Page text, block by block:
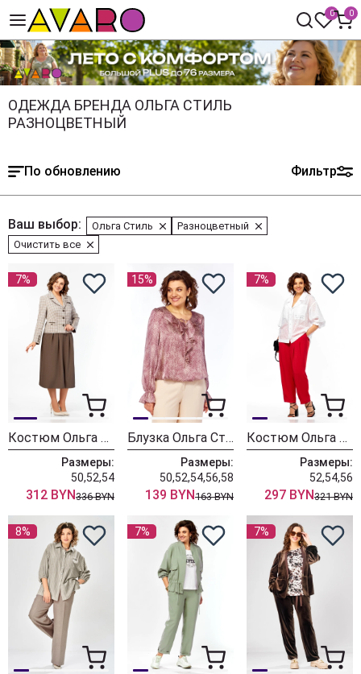
0 0
ОДЕЖДА БРЕНДА ОЛЬГА СТИЛЬ
РАЗНОЦВЕТНЫЙ
По обновлению Фильтр
Ваш выбор: Ольга Стиль
Разноцветный
Очистить все
7%
Костюм Ольга Стиль С1035 клетка + коричневый
Размеры:
50,52,54
312 BYN336 BYN
15%
Блузка Ольга Стиль С889 бордовый
Размеры:
50,52,54,56,58
139 BYN163 BYN
7%
Костюм Ольга Стиль С1024 белый + красный
Размеры:
52,54,56
297 BYN321 BYN
8% 7% 7%